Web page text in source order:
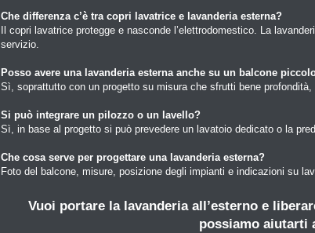
Che differenza c’è tra copri lavatrice e lavanderia esterna?
Il copri lavatrice protegge e nasconde l’elettrodomestico. La
servizio.
Posso avere una lavanderia esterna anche su un balcone
Sì, soprattutto con un progetto su misura che sfrutti bene profondità,
Si può integrare un pilozzo o un lavello?
Sì, in base al progetto si può prevedere un lavatoio dedicato o la
Che cosa serve per progettare una lavanderia esterna?
Foto del balcone, misure, posizione degli impianti e indicazioni su
Vuoi portare la lavanderia all’esterno e
possiamo aiutarti